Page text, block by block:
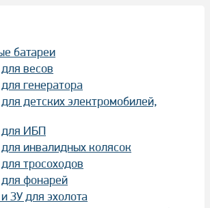
батареи
весов
генератора
детских электромобилей,
для ИБП
инвалидных колясок
тросоходов
фонарей
ЗУ для эхолота